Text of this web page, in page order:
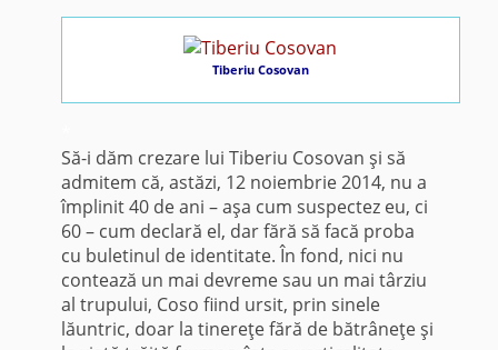
Tiberiu Cosovan
Să-i dăm crezare lui Tiberiu Cosovan şi să
admitem că, astăzi, 12 noiembrie 2014, nu a
împlinit 40 de ani – aşa cum suspectez eu, ci
60 – cum declară el, dar fără să facă proba
cu buletinul de identitate. În fond, nici nu
contează un mai devreme sau un mai târziu
al trupului, Coso fiind ursit, prin sinele
lăuntric, doar la tinereţe fără de bătrâneţe şi